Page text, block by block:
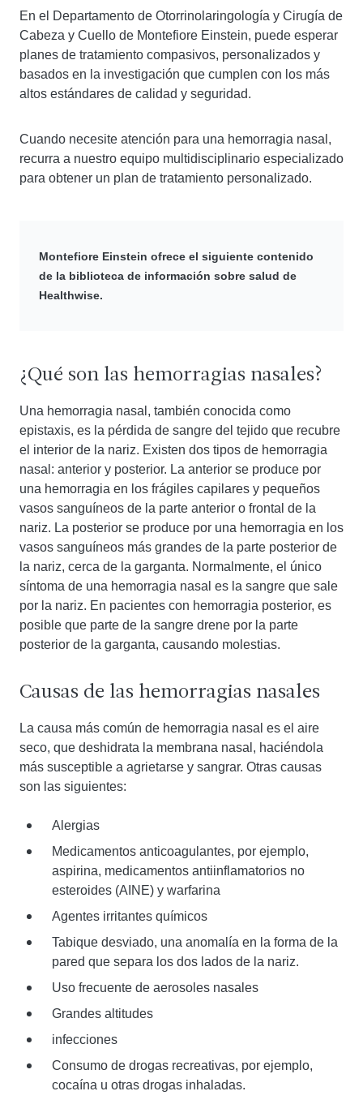
En el Departamento de Otorrinolaringología y Cirugía de
Cabeza y Cuello de Montefiore Einstein, puede esperar
planes de tratamiento compasivos, personalizados y
basados ​​en la investigación que cumplen con los más
altos estándares de calidad y seguridad.
Cuando necesite atención para una hemorragia nasal,
recurra a nuestro equipo multidisciplinario especializado
para obtener un plan de tratamiento personalizado.
Montefiore Einstein ofrece el siguiente contenido
de la biblioteca de información sobre salud de
Healthwise.
¿Qué son las hemorragias nasales?
Una hemorragia nasal, también conocida como
epistaxis, es la pérdida de sangre del tejido que recubre
el interior de la nariz. Existen dos tipos de hemorragia
nasal: anterior y posterior. La anterior se produce por
una hemorragia en los frágiles capilares y pequeños
vasos sanguíneos de la parte anterior o frontal de la
nariz. La posterior se produce por una hemorragia en los
vasos sanguíneos más grandes de la parte posterior de
la nariz, cerca de la garganta. Normalmente, el único
síntoma de una hemorragia nasal es la sangre que sale
por la nariz. En pacientes con hemorragia posterior, es
posible que parte de la sangre drene por la parte
posterior de la garganta, causando molestias.
Causas de las hemorragias nasales
La causa más común de hemorragia nasal es el aire
seco, que deshidrata la membrana nasal, haciéndola
más susceptible a agrietarse y sangrar. Otras causas
son las siguientes:
Alergias
Medicamentos anticoagulantes, por ejemplo,
aspirina, medicamentos antiinflamatorios no
esteroides (AINE) y warfarina
Agentes irritantes químicos
Tabique desviado, una anomalía en la forma de la
pared que separa los dos lados de la nariz.
Uso frecuente de aerosoles nasales
Grandes altitudes
infecciones
Consumo de drogas recreativas, por ejemplo,
cocaína u otras drogas inhaladas.